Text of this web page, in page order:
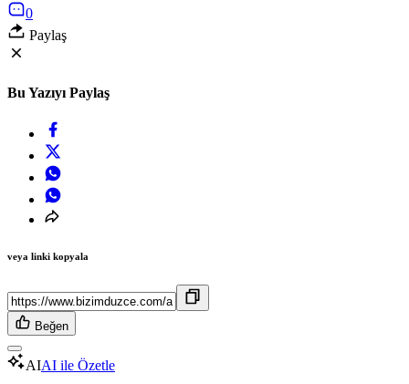
0
Paylaş
Bu Yazıyı Paylaş
veya linki kopyala
Beğen
AIAI ile Özetle